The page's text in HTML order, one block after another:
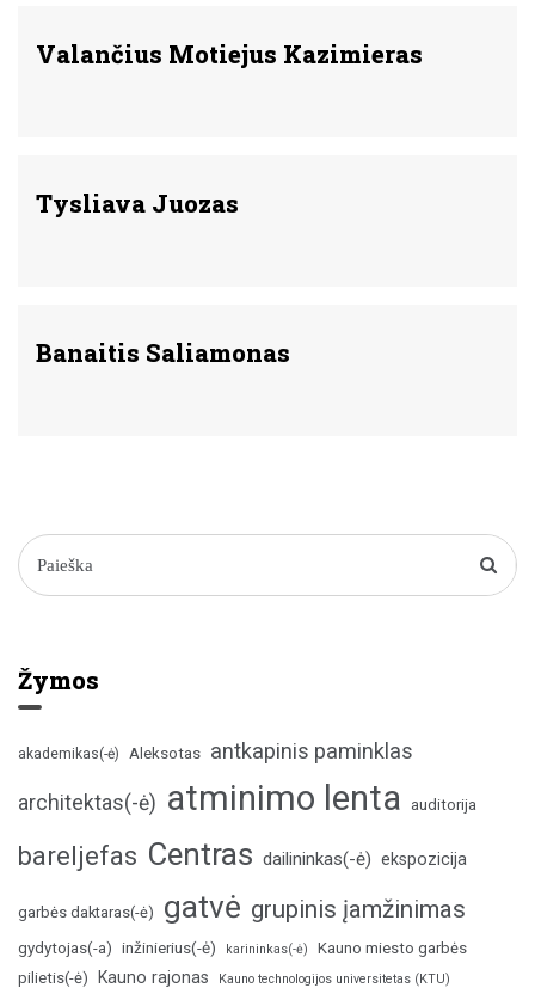
Valančius Motiejus Kazimieras
Tysliava Juozas
Banaitis Saliamonas
Žymos
akademikas(-ė) Aleksotas antkapinis paminklas
architektas(-ė) atminimo lenta auditorija
bareljefas Centras dailininkas(-ė) ekspozicija
garbės daktaras(-ė) gatvė grupinis įamžinimas
gydytojas(-a) inžinierius(-ė) karininkas(-ė)
Kauno miesto garbės
pilietis(-ė)
Kauno rajonas Kauno technologijos universitetas (KTU)